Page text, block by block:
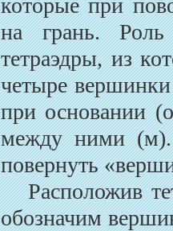
которые при
на грань. Роль
тетраэдры, из
четыре
при основании
между ними
повернуть
Расположив
обозначим